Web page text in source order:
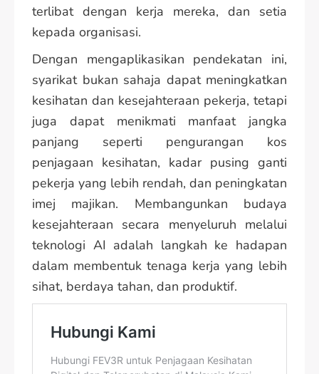
terlibat dengan kerja mereka, dan setia
kepada organisasi.
Dengan mengaplikasikan pendekatan ini,
syarikat bukan sahaja dapat meningkatkan
kesihatan dan kesejahteraan pekerja, tetapi
juga dapat menikmati manfaat jangka
panjang seperti pengurangan kos
penjagaan kesihatan, kadar pusing ganti
pekerja yang lebih rendah, dan peningkatan
imej majikan. Membangunkan budaya
kesejahteraan secara menyeluruh melalui
teknologi AI adalah langkah ke hadapan
dalam membentuk tenaga kerja yang lebih
sihat, berdaya tahan, dan produktif.